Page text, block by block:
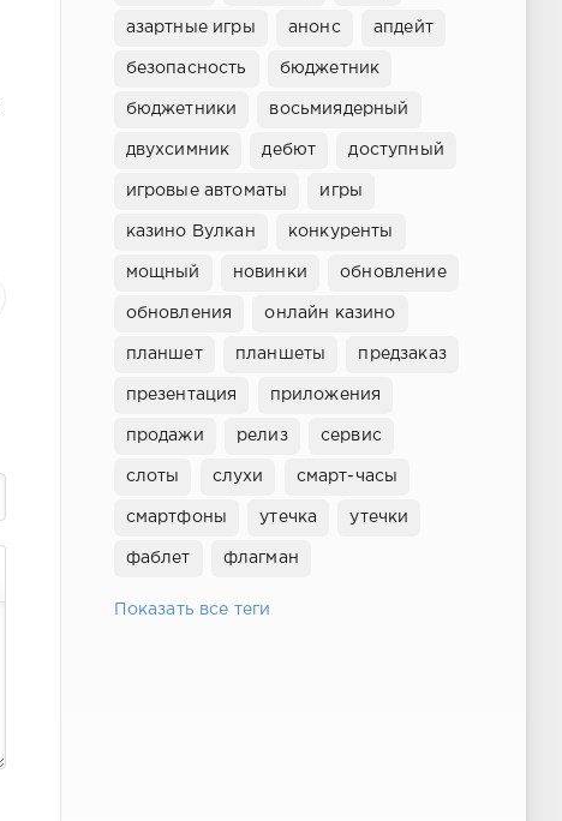
азартные игры анонс апдейт
безопасность бюджетник
бюджетники восьмиядерный
двухсимник дебют доступный
игровые автоматы игры
казино Вулкан конкуренты
мощный новинки обновление
обновления онлайн казино
планшет планшеты предзаказ
презентация приложения
продажи релиз сервис
слоты слухи смарт-часы
смартфоны утечка утечки
фаблет флагман
Показать все теги